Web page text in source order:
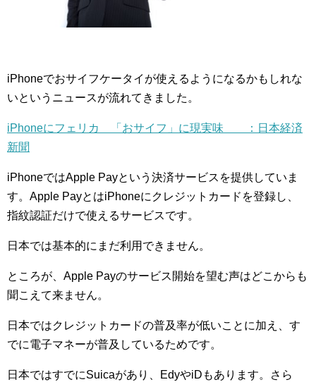
iPhoneでおサイフケータイが使えるようになるかもしれな
いというニュースが流れてきました。
iPhoneにフェリカ 「おサイフ」に現実味 ：日本経済
新聞
iPhoneではApple Payという決済サービスを提供していま
す。Apple PayとはiPhoneにクレジットカードを登録し、
指紋認証だけで使えるサービスです。
日本では基本的にまだ利用できません。
ところが、Apple Payのサービス開始を望む声はどこからも
聞こえて来ません。
日本ではクレジットカードの普及率が低いことに加え、す
でに電子マネーが普及しているためです。
日本ではすでにSuicaがあり、EdyやiDもあります。さら